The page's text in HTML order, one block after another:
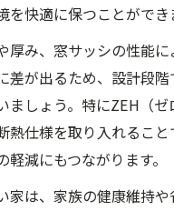
を快適に保つことができ
厚み、窓サッシの性能
差が出るため、設計段
ましょう。特にZEH（
熱仕様を取り入れるこ
減にもつながります。
家は、家族の健康維持